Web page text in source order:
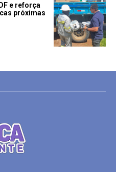
e reforça
próximas